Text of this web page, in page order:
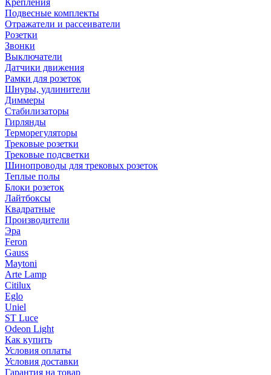
Крепления
Подвесные комплекты
Отражатели и рассеиватели
Розетки
Звонки
Выключатели
Датчики движения
Рамки для розеток
Шнуры, удлинители
Диммеры
Стабилизаторы
Гирлянды
Терморегуляторы
Трековые розетки
Трековые подсветки
Шинопроводы для трековых розеток
Теплые полы
Блоки розеток
Лайтбоксы
Квадратные
Производители
Эра
Feron
Gauss
Maytoni
Arte Lamp
Citilux
Eglo
Uniel
ST Luce
Odeon Light
Как купить
Условия оплаты
Условия доставки
Гарантия на товар